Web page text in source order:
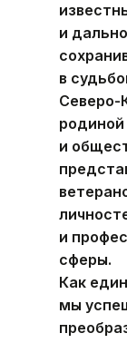
и
в
Северо-
родиной
и
и
сферы.
Как
мы